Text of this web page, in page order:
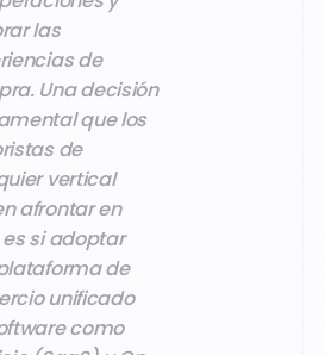
las
de
Una decisión
que los
de
vertical
afrontar en
es si adoptar
de
unificado
como